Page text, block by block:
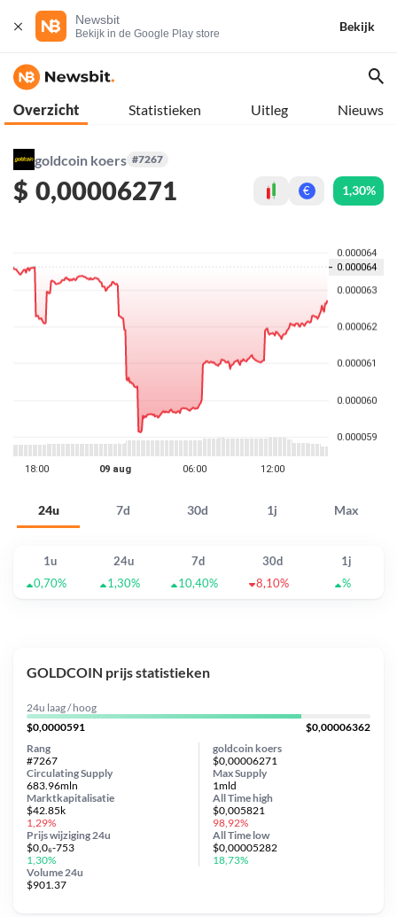
Newsbit
Bekijk in de Google Play store
Bekijk
Overzicht Statistieken Uitleg Nieuws
goldcoin koers #7267
$ 0,00006271 € 1,30%
24u 7d 30d 1j Max
1u 24u 7d 30d
1j
0,70%
1,30% 10,40% 8,10% %
GOLDCOIN prijs statistieken
24u laag / hoog
$0,0000591
$0,00006362
goldcoin koers
$0,00006271
Circulating Supply
683.96mln
Prijs wijziging 24u
$0,0₆-753
1,30%
Max Supply
1mld
Marktkapitalisatie
$42.85k
1,29%
Volume 24u
$901.37
Rang
#7267
All Timehigh
$0,005821
98,92%
All Time low
$0,00005282
18,73%